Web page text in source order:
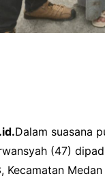
Dalam suasana
(47)
Kecamatan